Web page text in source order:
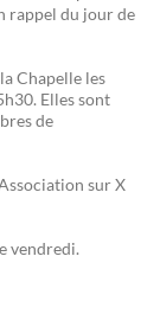
rappel du jour de
Chapelle les
Elles sont
de
sur X
vendredi.